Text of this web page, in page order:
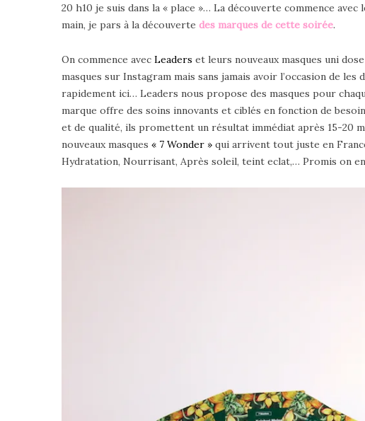
20 h10 je suis dans la « place »… La découverte commence
main, je pars à la découverte des marques de cette soirée.
On commence avec Leaders et leurs nouveaux masques uni
masques sur Instagram mais sans jamais avoir l’occasion de
rapidement ici… Leaders nous propose des masques pour
marque offre des soins innovants et ciblés en fonction de
et de qualité, ils promettent un résultat immédiat après 15-20
nouveaux masques « 7 Wonder » qui arrivent tout juste en
Hydratation, Nourrisant, Après soleil, teint eclat,… Promis on